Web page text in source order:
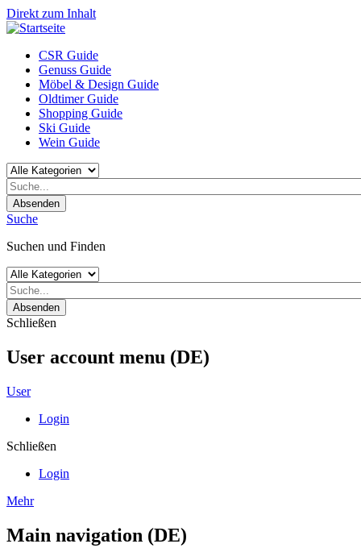
Direkt zum Inhalt
CSR Guide
Genuss Guide
Möbel & Design Guide
Oldtimer Guide
Shopping Guide
Ski Guide
Wein Guide
Absenden
Suche
Suchen und Finden
Absenden
Schließen
User account menu (DE)
User
Login
Schließen
Login
Mehr
Main navigation (DE)